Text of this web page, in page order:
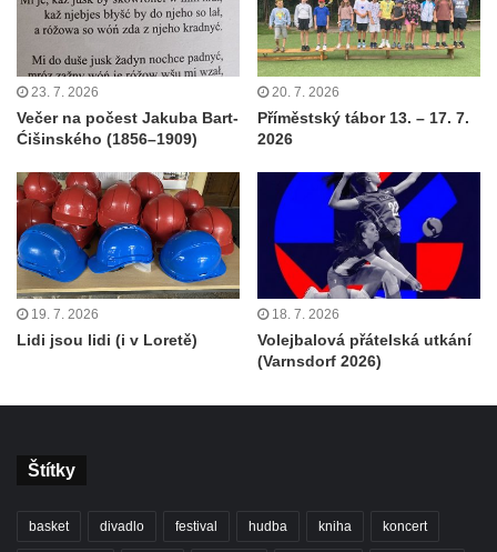
23. 7. 2026
Večer na počest Jakuba Bart-
Ćišinského (1856–1909)
20. 7. 2026
Příměstský tábor 13. – 17. 7.
2026
19. 7. 2026
Lidi jsou lidi (i v Loretě)
18. 7. 2026
Volejbalová přátelská utkání
(Varnsdorf 2026)
Štítky
basket divadlo festival hudba kniha koncert